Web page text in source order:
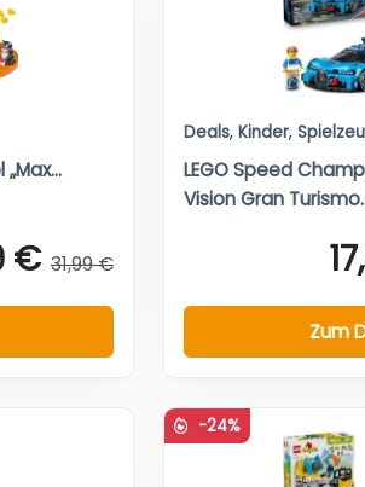
€ 31,99 €
Deals, Kinder,
LEGO Speed
Vision Gran
Zum
-24%